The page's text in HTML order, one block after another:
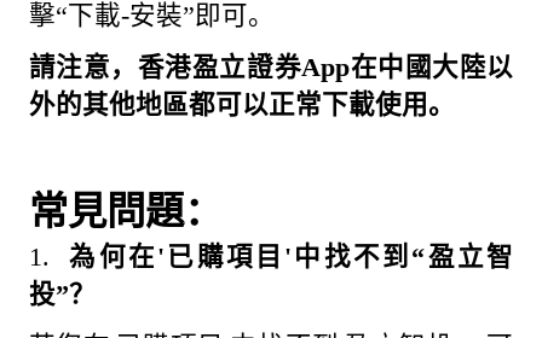
擊“下載-安裝”即可。
請注意，香港盈立證券App在中國大陸以
外的其他地區都可以正常下載使用。
常見問題：
1.為何在'已購項目'中找不到“盈立智
投”？